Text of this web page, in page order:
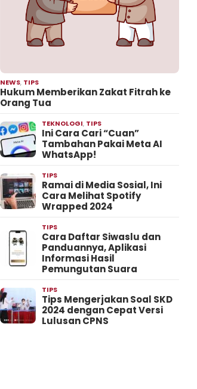
NEWS, TIPS
Hukum Memberikan Zakat Fitrah ke
Orang Tua
TEKNOLOGI, TIPS
Ini Cara Cari “Cuan”
Tambahan Pakai Meta AI
WhatsApp!
TIPS
Ramai di Media Sosial, Ini
Cara Melihat Spotify
Wrapped 2024
TIPS
Cara Daftar Siwaslu dan
Panduannya, Aplikasi
Informasi Hasil
Pemungutan Suara
TIPS
Tips Mengerjakan Soal SKD
2024 dengan Cepat Versi
Lulusan CPNS